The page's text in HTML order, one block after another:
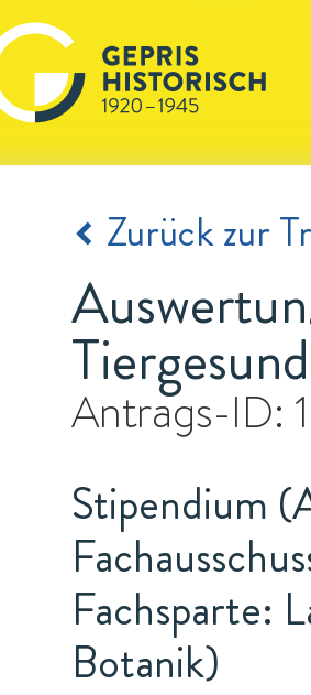
Zurück zur
Antrags-ID:
Stipendium
Fachsparte:
Botanik)